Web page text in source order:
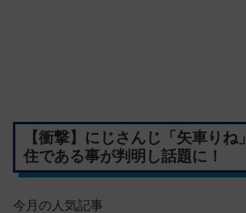
【衝撃】にじさんじ「矢車りね
住である事が判明し話題に！
今月の人気記事